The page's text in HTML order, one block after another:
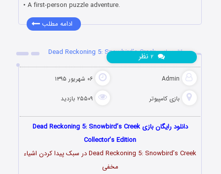
• A first-person puzzle adventure.
ادامه مطلب
دانلود بازی Dead Reckoning 5: Snowbird’s Creek
Admin ۰۶ شهریور ۱۳۹۵
بازی کامپیوتر ۲۵۵۰۹ بازدید
۲ نظر
دانلود رایگان بازی Dead Reckoning 5: Snowbird’s Creek
Collector’s Edition
Dead Reckoning 5: Snowbird’s Creek در سبک پیدا کردن اشیاء
مخفی